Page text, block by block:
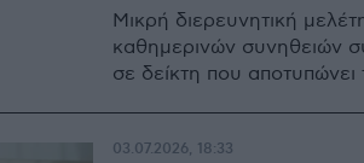
Μικρή διερευνητική
καθημερινών συνηθειών
σε δείκτη που
03.07.2026, 18:33